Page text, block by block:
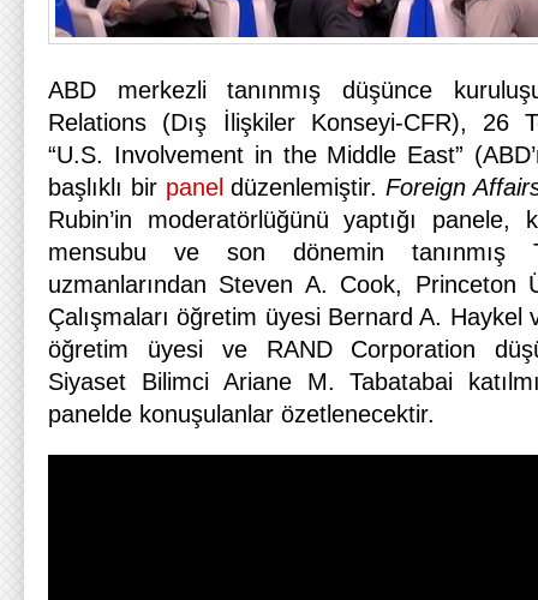
ABD merkezli tanınmış düşünce
Relations (Dış İlişkiler Konseyi-CFR), 26
“U.S. Involvement in the Middle East”
başlıklı bir panel düzenlemiştir.Foreign
Rubin’in moderatörlüğünü yaptığı panele,
mensubu ve son dönemin tanınmış
uzmanlarından Steven A. Cook, Princeton
Çalışmaları öğretim üyesi Bernard A. Haykel
öğretim üyesi ve RAND Corporation
Siyaset Bilimci Ariane M. Tabatabai
panelde konuşulanlar özetlenecektir.